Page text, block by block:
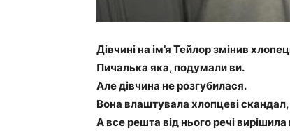
Дівчині на ім’я Тейлор змінив
Пичалька яка, подумали ви.
Але дівчина не розгубилася.
Вона влаштувала хлопцеві скандал,
А все решта від нього речі